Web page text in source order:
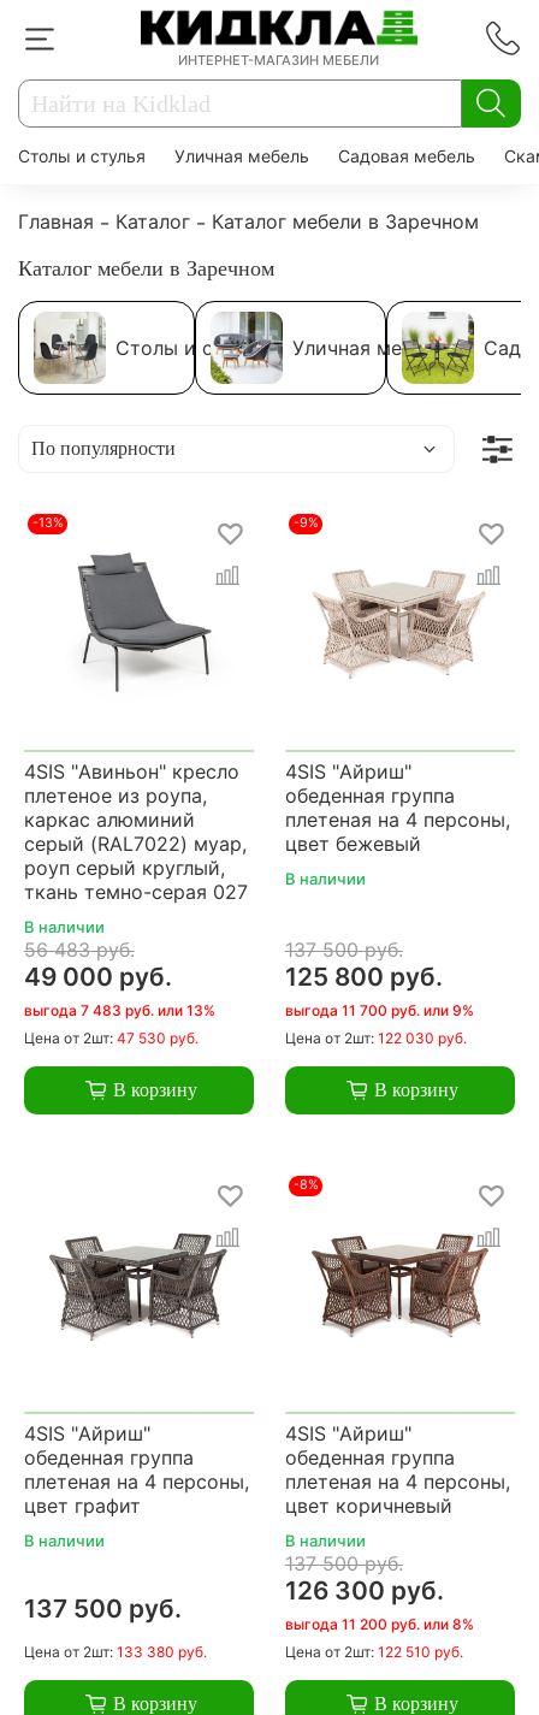
ИНТЕРНЕТ-МАГАЗИН МЕБЕЛИ
Столы и стулья Уличная мебель Садовая мебель
Главная Каталог
Каталог мебели в Заречном
Каталог мебели в Заречном
Столы и стулья Уличная мебель
-13%
4SIS "Авиньон" кресло
плетеное из роупа,
каркас алюминий
серый (RAL7022) муар,
роуп серый круглый,
ткань темно-серая 027
В наличии
56 483 руб.
49 000 руб.
выгода 7 483 руб. или 13%
Цена от 2шт: 47 530 руб.
В корзину
-9%
4SIS "Айриш"
обеденная группа
плетеная на 4 персоны,
цвет бежевый
В наличии
137 500 руб.
125 800 руб.
выгода 11 700 руб. или 9%
Цена от 2шт: 122 030 руб.
В корзину
4SIS "Айриш"
обеденная группа
плетеная на 4 персоны,
цвет графит
В наличии
137 500 руб.
Цена от 2шт: 133 380 руб.
В корзину
-8%
4SIS "Айриш"
обеденная группа
плетеная на 4 персоны,
цвет коричневый
В наличии
137 500 руб.
126 300 руб.
выгода 11 200 руб. или 8%
Цена от 2шт: 122 510 руб.
В корзину